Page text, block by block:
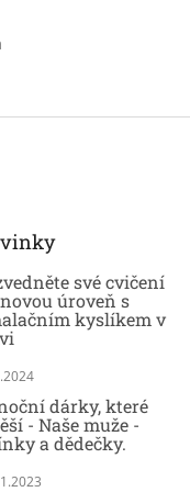
své cvičení
úroveň s
kyslíkem v
dárky, které
- Naše muže -
a dědečky.